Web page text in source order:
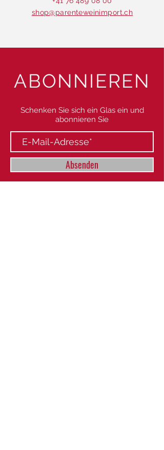
shop@parenteweinimport.ch
ABONNIEREN
Schenken Sie sich ein Glas ein und
abonnieren Sie
Absenden